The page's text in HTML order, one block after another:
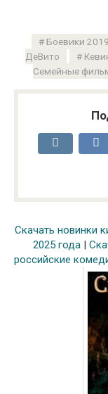
Боевики
ДеВито
Семейные
Скачать новинки
2025 года |
российские